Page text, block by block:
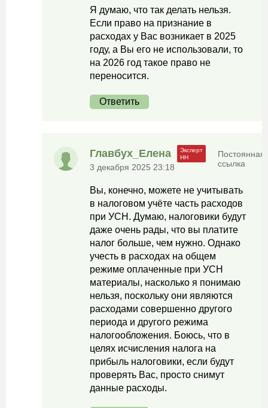
Я думаю, что так делать нельзя.
Если право на признание в
расходах у Вас возникает в 2025
году, а Вы его не использовали, то
на 2026 год такое право не
переносится.
Ответить
Главбух_Елена
3 декабря 2025 23:18
Постоянная
ссылка
Вы, конечно, можете не учитывать
в налоговом учёте часть расходов
при УСН. Думаю, налоговики будут
даже очень рады, что вы платите
налог больше, чем нужно. Однако
учесть в расходах на общем
режиме оплаченные при УСН
материалы, насколько я понимаю
нельзя, поскольку они являются
расходами совершенно другого
периода и другого режима
налогообложения. Боюсь, что в
целях исчисления налога на
прибыль налоговики, если будут
проверять Вас, просто снимут
данные расходы.